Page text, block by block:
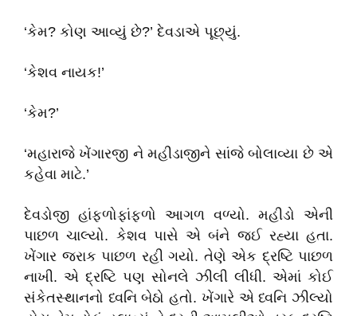
‘કેમ? કોણ આવ્યું છે?’ દેવડાએ પૂછ્યું.
‘કેશવ નાયક!’
‘કેમ?’
‘મહારાજે ખેંગારજી ને મહીડાજીને સાંજે બોલાવ્યા છે એ
કહેવા માટે.’
દેવડોજી હાંફળોફાંફળો આગળ વળ્યો. મહીડો એની
પાછળ ચાલ્યો. કેશવ પાસે એ બંને જઈ રહ્યા હતા.
ખેંગાર જરાક પાછળ રહી ગયો. તેણે એક દ્રષ્ટિ પાછળ
નાખી. એ દ્રષ્ટિ પણ સોનલે ઝીલી લીધી. એમાં કોઈ
સંકેતસ્થાનનો ધ્વનિ બેઠો હતો. ખેંગારે એ ધ્વનિ ઝીલ્યો